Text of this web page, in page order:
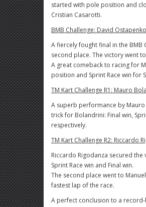
started with pole position and
Cristian Casarotti.
BMB Challenge: David
A fiercely fought final in the
second place. The victory went
A great comeback to racing for
position and Sprint Race win for
TM Kart Challenge R1: Mauro
A superb performance by
trick for Bolandrini: Final win,
respectively.
TM Kart Challenge R2: Riccardo
Riccardo Rigodanza secured
Sprint Race win and Final win.
The second place went to
fastest lap of the race.
A perfect conclusion to a